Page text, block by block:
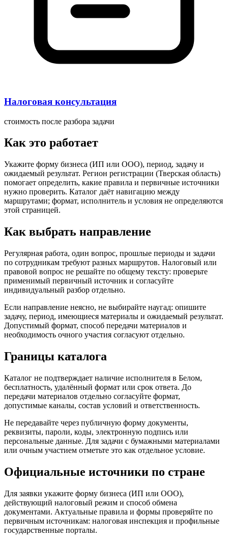
Налоговая консультация
стоимость после разбора задачи
Как это работает
Укажите форму бизнеса (ИП или ООО), период, задачу и
ожидаемый результат. Регион регистрации (Тверская область)
помогает определить, какие правила и первичные источники
нужно проверить. Каталог даёт навигацию между
маршрутами; формат, исполнитель и условия не определяются
этой страницей.
Как выбрать направление
Регулярная работа, один вопрос, прошлые периоды и задачи
по сотрудникам требуют разных маршрутов. Налоговый или
правовой вопрос не решайте по общему тексту: проверьте
применимый первичный источник и согласуйте
индивидуальный разбор отдельно.
Если направление неясно, не выбирайте наугад: опишите
задачу, период, имеющиеся материалы и ожидаемый результат.
Допустимый формат, способ передачи материалов и
необходимость очного участия согласуют отдельно.
Границы каталога
Каталог не подтверждает наличие исполнителя в Белом,
бесплатность, удалённый формат или срок ответа. До
передачи материалов отдельно согласуйте формат,
допустимые каналы, состав условий и ответственность.
Не передавайте через публичную форму документы,
реквизиты, пароли, коды, электронную подпись или
персональные данные. Для задачи с бумажными материалами
или очным участием отметьте это как отдельное условие.
Официальные источники по стране
Для заявки укажите форму бизнеса (ИП или ООО),
действующий налоговый режим и способ обмена
документами. Актуальные правила и формы проверяйте по
первичным источникам: налоговая инспекция и профильные
государственные порталы.